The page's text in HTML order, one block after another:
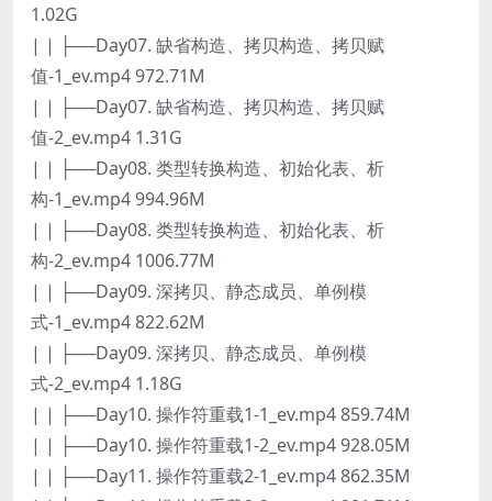
1.02G
| | ├──Day07. 缺省构造、拷贝构造、拷贝赋
值-1_ev.mp4 972.71M
| | ├──Day07. 缺省构造、拷贝构造、拷贝赋
值-2_ev.mp4 1.31G
| | ├──Day08. 类型转换构造、初始化表、析
构-1_ev.mp4 994.96M
| | ├──Day08. 类型转换构造、初始化表、析
构-2_ev.mp4 1006.77M
| | ├──Day09. 深拷贝、静态成员、单例模
式-1_ev.mp4 822.62M
| | ├──Day09. 深拷贝、静态成员、单例模
式-2_ev.mp4 1.18G
| | ├──Day10. 操作符重载1-1_ev.mp4 859.74M
| | ├──Day10. 操作符重载1-2_ev.mp4 928.05M
| | ├──Day11. 操作符重载2-1_ev.mp4 862.35M